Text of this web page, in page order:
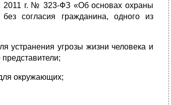
2011 г. № 323-ФЗ «Об основах охраны
согласия гражданина, одного из
устранения угрозы жизни человека и
окружающих;